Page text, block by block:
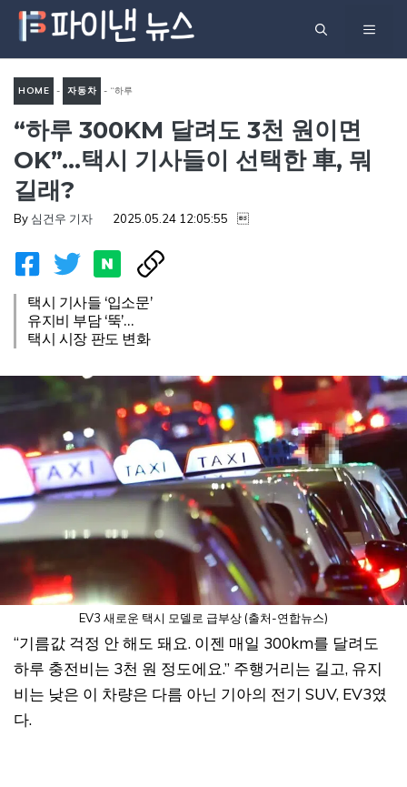
츠
메
HOME - 자동차 - “하루
300km 달려도 3천 원이면
OK”…택시 기사들이 선택한
車, 뭐길래?
“하루 300KM 달려도 3천 원이면
OK”…택시 기사들이 선택한 車, 뭐
길래?
By 심건우 기자 2025.05.24 12:05:55 
택시 기사들 ‘입소문’
유지비 부담 ‘뚝’…
택시 시장 판도 변화
EV3 새로운 택시 모델로 급부상 (출처-연합뉴스)
“기름값 걱정 안 해도 돼요. 이젠 매일 300km를 달려도
하루 충전비는 3천 원 정도에요.” 주행거리는 길고, 유지
비는 낮은 이 차량은 다름 아닌 기아의 전기 SUV, EV3였
다.